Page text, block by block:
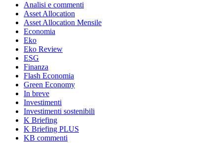
Analisi e commenti
Asset Allocation
Asset Allocation Mensile
Economia
Eko
Eko Review
ESG
Finanza
Flash Economia
Green Economy
In breve
Investimenti
Investimenti sostenibili
K Briefing
K Briefing PLUS
KB commenti